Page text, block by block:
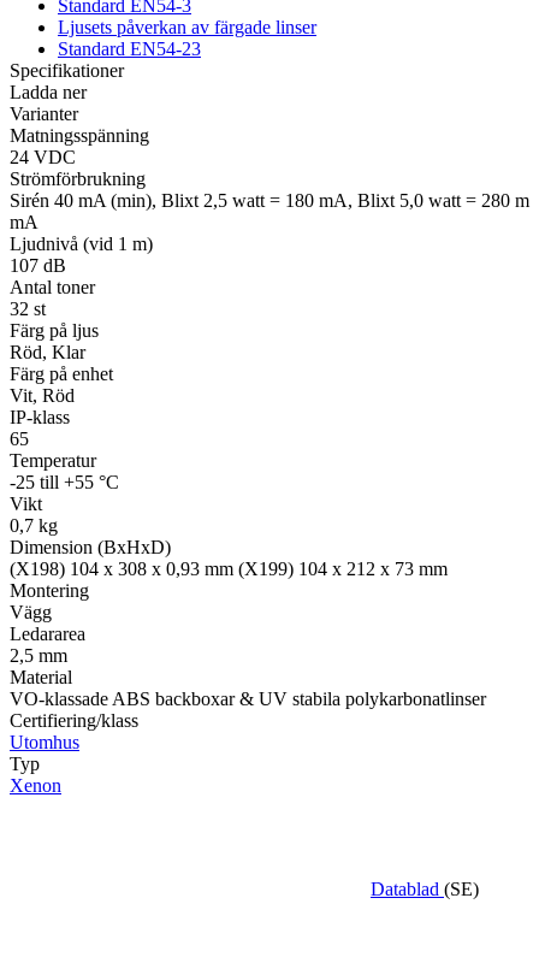
Övrigt
Tillbehör
Larmkommunikation
Standard EN54-3
Ljusets påverkan av färgade linser
Standard EN54-23
Specifikationer
Ladda ner
Varianter
Matningsspänning
24 VDC
Strömförbrukning
Sirén 40 mA (min), Blixt 2,5 watt = 180 mA, Blixt 5,0 watt = 280 m
mA
Ljudnivå (vid 1 m)
107 dB
Antal toner
32 st
Färg på ljus
Röd, Klar
Färg på enhet
Vit, Röd
IP-klass
65
Temperatur
-25 till +55 °C
Vikt
0,7 kg
Dimension (BxHxD)
(X198) 104 x 308 x 0,93 mm (X199) 104 x 212 x 73 mm
Montering
Vägg
Ledararea
2,5 mm
Material
VO-klassade ABS backboxar & UV stabila polykarbonatlinser
Certifiering/klass
Utomhus
Typ
Xenon
Datablad (SE)